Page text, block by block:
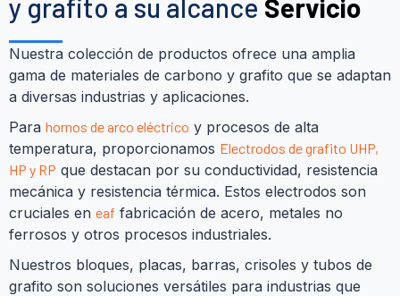
y grafito a su alcance Servicio
Nuestra colección de productos ofrece una amplia
gama de materiales de carbono y grafito que se adaptan
a diversas industrias y aplicaciones.
Para hornos de arco eléctrico y procesos de alta
temperatura, proporcionamos Electrodos de grafito UHP,
HP y RP que destacan por su conductividad, resistencia
mecánica y resistencia térmica. Estos electrodos son
cruciales en eaf fabricación de acero, metales no
ferrosos y otros procesos industriales.
Nuestros bloques, placas, barras, crisoles y tubos de
grafito son soluciones versátiles para industrias que